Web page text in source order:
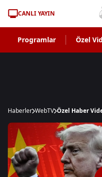
CANLI YAYIN
Programlar Özel
Haberler WebTV Özel Haber